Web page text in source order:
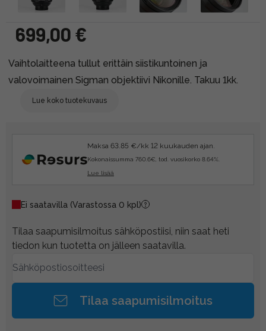
699,00 €
Vaihtolaitteena tullut erittäin siistikuntoinen ja
valovoimainen Sigman objektiivi Nikonille. Takuu 1kk.
Lue koko tuotekuvaus
Maksa 63.85 €/kk 12 kuukauden ajan.
Kokonaissumma 760.6€, tod. vuosikorko 8.64%.
Lue lisää
Ei saatavilla (Varastossa 0 kpl)
Tilaa saapumisilmoitus sähköpostiisi, niin saat heti
tiedon kun tuotetta on jälleen saatavilla.
Tilaa saapumisilmoitus